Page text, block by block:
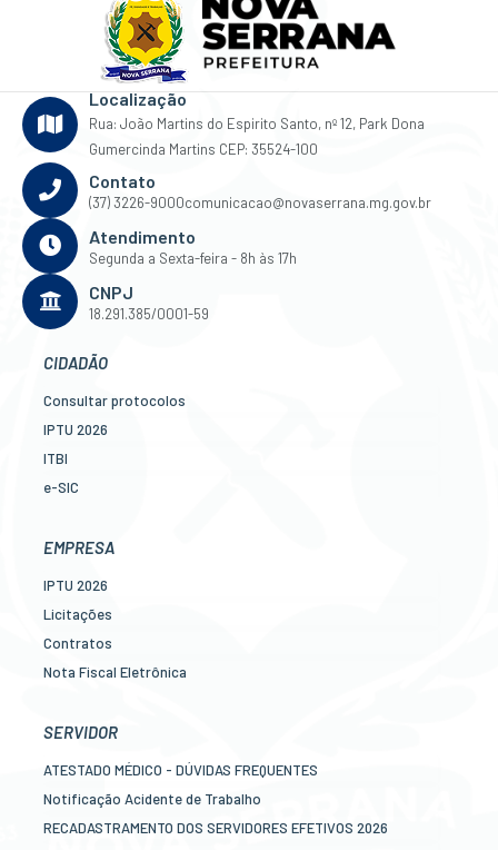
Localização
Rua: João Martins do Espirito Santo, nº 12, Park Dona
Gumercinda Martins CEP: 35524-100
Contato
(37) 3226-9000comunicacao@novaserrana.mg.gov.br
Atendimento
Segunda a Sexta-feira - 8h às 17h
CNPJ
18.291.385/0001-59
CIDADÃO
Consultar protocolos
IPTU 2026
ITBI
e-SIC
Legislação
EMPRESA
IPTU 2026
Licitações
Contratos
Nota Fiscal Eletrônica
Transparência
SERVIDOR
ATESTADO MÉDICO - DÚVIDAS FREQUENTES
Notificação Acidente de Trabalho
RECADASTRAMENTO DOS SERVIDORES EFETIVOS 2026